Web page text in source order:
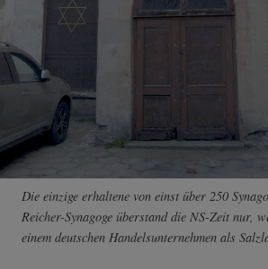
Die einzige erhaltene von einst über 250
Reicher-Synagoge überstand die NS-Zeit nur,
einem deutschen Handelsunternehmen als